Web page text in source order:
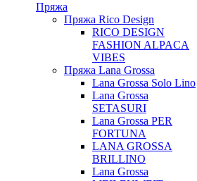
Пряжа
Пряжа Rico Design
RICO DESIGN
FASHION ALPACA
VIBES
Пряжа Lana Grossa
Lana Grossa Solo Lino
Lana Grossa
SETASURI
Lana Grossa PER
FORTUNA
LANA GROSSA
BRILLINO
Lana Grossa